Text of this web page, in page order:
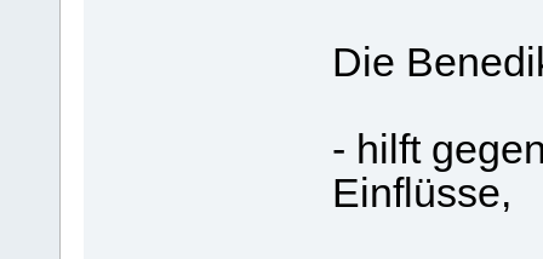
Die
- hilft
Einflüsse,